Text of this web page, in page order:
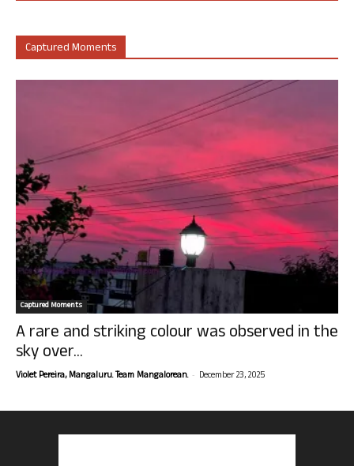
Captured Moments
Captured Moments
A rare and striking colour was observed in the
sky over...
Violet Pereira, Mangaluru. Team Mangalorean. - December 23, 2025